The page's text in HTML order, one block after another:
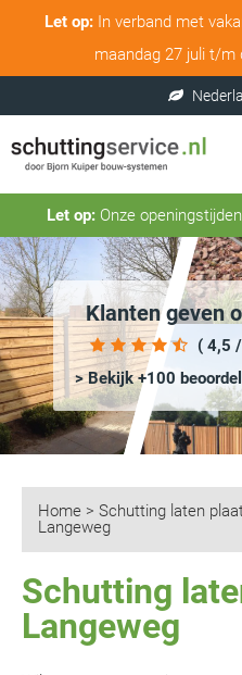
Let op:In verband met
maandag 27 juli t/m
Let op:Onze
Klanten geven
( 4,5
> Bekijk +100
Home > Schutting laten
Langeweg
Schutting
Langeweg